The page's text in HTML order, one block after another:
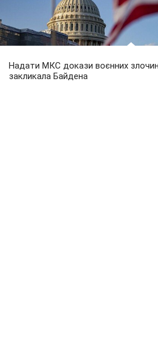
Надати МКС докази воєнних
закликала Байдена